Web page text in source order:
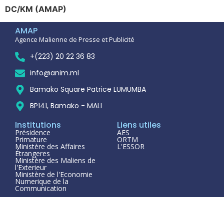
DC/KM (AMAP)
AMAP
Agence Malienne de Presse et Publicité
+(223) 20 22 36 83
info@anim.ml
Bamako Square Patrice LUMUMBA
BP141, Bamako - MALI
Institutions
Présidence
Primature
Ministère des Affaires
Étrangeres
Ministère des Maliens de
l'Exterieur
Ministère de l'Economie
Numerique de la
Communication
Liens utiles
AES
ORTM
L'ESSOR